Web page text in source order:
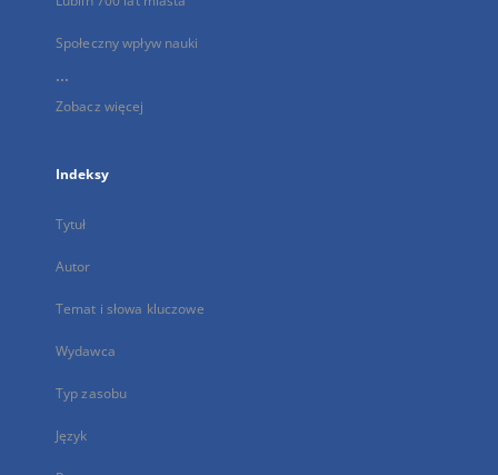
Społeczny wpływ nauki
...
Zobacz więcej
Indeksy
Tytuł
Autor
Temat i słowa kluczowe
Wydawca
Typ zasobu
Język